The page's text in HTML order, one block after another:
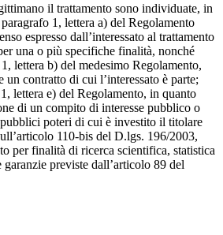
il trattamento sono individuate, in
1, lettera a) del Regolamento
espresso dall’interessato al trattamento
una o più specifiche finalità, nonché
lettera b) del medesimo Regolamento,
un contratto di cui l’interessato è parte;
lettera e) del Regolamento, in quanto
di un compito di interesse pubblico o
poteri di cui è investito il titolare
110-bis del D.lgs. 196/2003,
per finalità di ricerca scientifica, statistica
previste dall’articolo 89 del